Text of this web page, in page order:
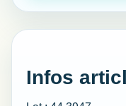
Infos